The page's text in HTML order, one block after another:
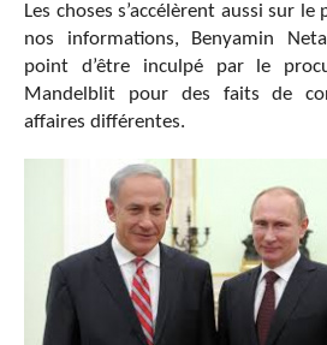
Les choses s’accélèrent aussi sur le
nos informations, Benyamin
point d’être inculpé par le
Mandelblit pour des faits de
affaires différentes.